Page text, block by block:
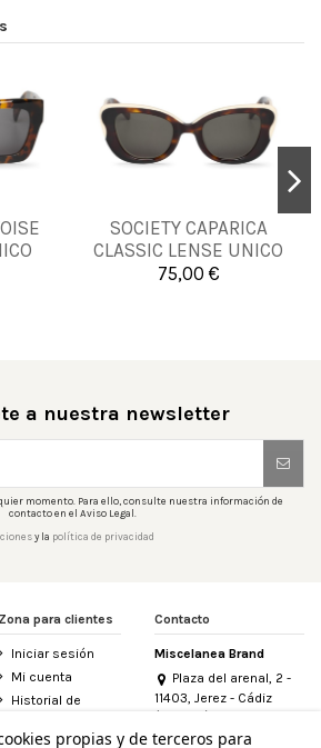
SOCIETY CAPARICA
CLASSIC LENSE UNICO
75,00 €
UNICA
Añadir al carrito
a nuestra newsletter
momento. Para ello, consulte nuestra información de
contacto en el Aviso Legal.
y la política de privacidad
Zona para clientes
Iniciar sesión
Mi cuenta
Historial de
Contacte con
Contacto
Miscelanea Brand
Plaza del arenal, 2 -
11403, Jerez - Cádiz
(España)
956 155 340
propias y de terceros para